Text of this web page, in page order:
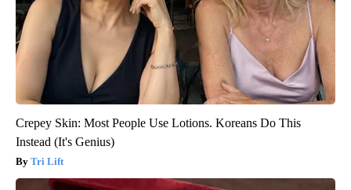
Crepey Skin: Most People Use Lotions. Koreans Do This
Instead (It's Genius)
Tri Lift